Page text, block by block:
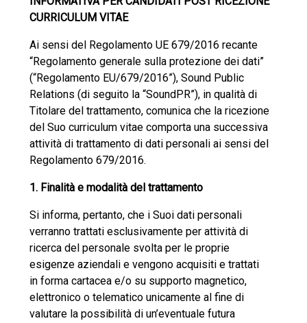
CURRICULUM VITAE
Ai sensi del Regolamento UE 679/2016 recante
“Regolamento generale sulla protezione dei dati”
(“Regolamento EU/679/2016”), Sound Public
Relations (di seguito la “SoundPR”), in qualità di
Titolare del trattamento, comunica che la ricezione
del Suo curriculum vitae comporta una successiva
attività di trattamento di dati personali ai sensi del
Regolamento 679/2016.
1. Finalità e modalità del trattamento
Si informa, pertanto, che i Suoi dati personali
verranno trattati esclusivamente per attività di
ricerca del personale svolta per le proprie
esigenze aziendali e vengono acquisiti e trattati
in forma cartacea e/o su supporto magnetico,
elettronico o telematico unicamente al fine di
valutare la possibilità di un’eventuale futura